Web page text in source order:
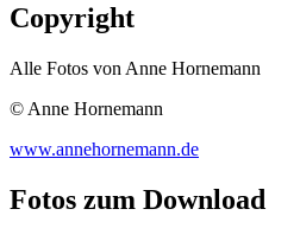
Copyright
Alle Fotos von Anne Hornemann
© Anne Hornemann
www.annehornemann.de
Fotos zum Download